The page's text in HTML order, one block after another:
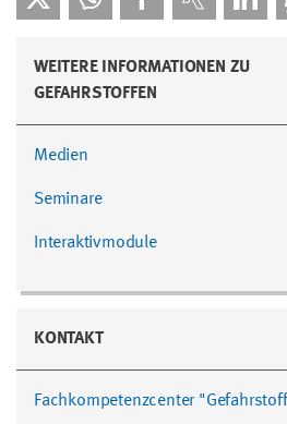
WEITERE INFORMATIONEN ZU
GEFAHRSTOFFEN
Medien
Seminare
Interaktivmodule
KONTAKT
Fachkompetenzcenter